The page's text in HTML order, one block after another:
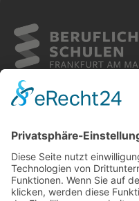
Sitemap
Impressum
Datenschutz